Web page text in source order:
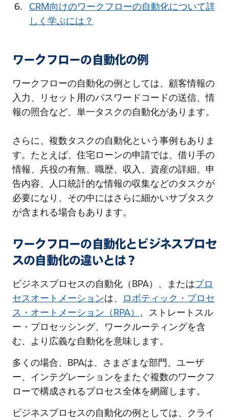
CRM向けのワークフローの自動化について詳
しく学ぶには？
ワークフローの自動化の例
ワークフローの自動化の例としては、顧客情報の
入力、リセット用のパスワードコードの送信、情
報の照合など、単一タスクの自動化があります。
さらに、複数タスクの自動化という事例もありま
す。たとえば、住宅ローンの申請では、借り手の
情報、兵役の有無、職歴、収入、資産の詳細、申
告内容、人口統計的な情報の収集などのタスクが
必要になり、その中にはさらに細かいサブタスク
が含まれる場合もあります。
ワークフローの自動化とビジネスプロセ
スの自動化の違いとは？
ビジネスプロセスの自動化（BPA）、またはプロ
セスオートメーションは、
ロボティック・プロセ
ス・オートメーション（RPA） 、ストレートスル
ー・プロセッシング、ワークルーティングを含
む、より広義な自動化を意味します。
多くの場合、BPAは、さまざまな部門、ユーザ
ー、インテグレーションをまたぐ複数のワークフ
ローで構成されるプロセス全体を網羅します。
ビジネスプロセスの自動化の例としては、クライ